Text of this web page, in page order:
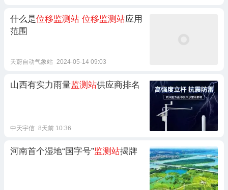
什么是位移监测站 位移监测站应用
范围
天蔚自动气象站 2024-05-14 09:03
山西有实力雨量监测站供应商排名
中天宇信 8天前 10:36
河南首个湿地“国字号”监测站揭牌